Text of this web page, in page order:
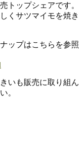
トップシェアです。
くサツマイモを焼き
ップはこちらを参照
いも販売に取り組ん
。